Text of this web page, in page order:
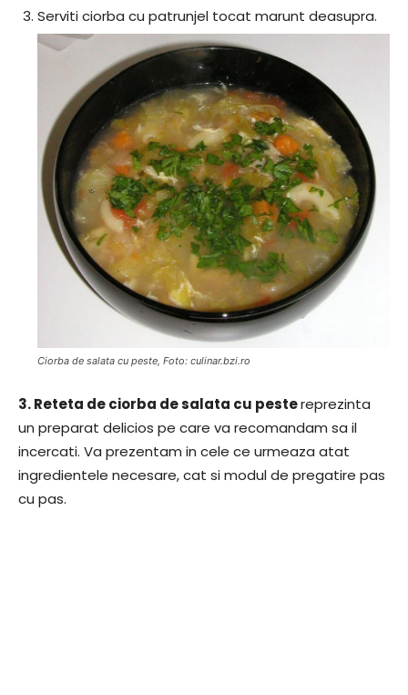
Serviti ciorba cu patrunjel tocat marunt deasupra.
Ciorba de salata cu peste, Foto: culinar.bzi.ro
3.Reteta de ciorba de salata cu pestereprezinta
un preparat delicios pe care va recomandam sa il
incercati. Va prezentam in cele ce urmeaza atat
ingredientele necesare, cat si modul de pregatire pas
cu pas.